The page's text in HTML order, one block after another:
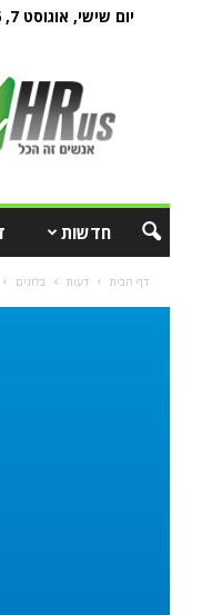
יום שישי, אוגוסט 7, 2026
חדשות
דף הבית דעות בלוגים